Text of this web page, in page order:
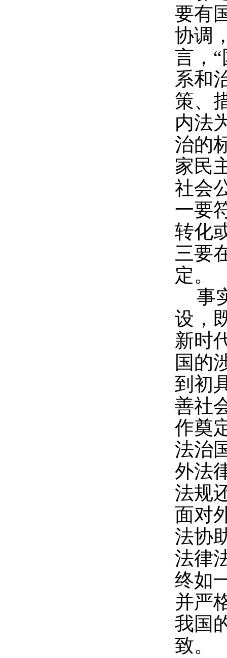
要有
协调
言，
系和
策、
内法
治的
家民
社会
一要
转化
三要
定。
事
设，
新时
国的
到初
善社
作奠
法治
外法
法规
面对
法协
法律
终如
并严
我国
致。